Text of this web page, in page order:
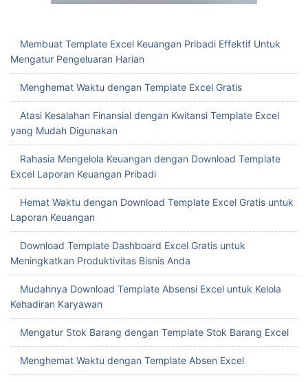
Membuat Template Excel Keuangan Pribadi Effektif Untuk
Mengatur Pengeluaran Harian
Menghemat Waktu dengan Template Excel Gratis
Atasi Kesalahan Finansial dengan Kwitansi Template Excel
yang Mudah Digunakan
Rahasia Mengelola Keuangan dengan Download Template
Excel Laporan Keuangan Pribadi
Hemat Waktu dengan Download Template Excel Gratis untuk
Laporan Keuangan
Download Template Dashboard Excel Gratis untuk
Meningkatkan Produktivitas Bisnis Anda
Mudahnya Download Template Absensi Excel untuk Kelola
Kehadiran Karyawan
Mengatur Stok Barang dengan Template Stok Barang Excel
Menghemat Waktu dengan Template Absen Excel